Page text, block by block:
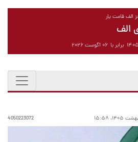
الف قامت یار
الف
4050223072